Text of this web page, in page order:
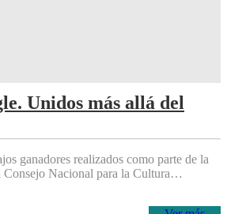
Unidos más allá del
ganadores realizados como parte de la
Consejo Nacional para la Cultura…